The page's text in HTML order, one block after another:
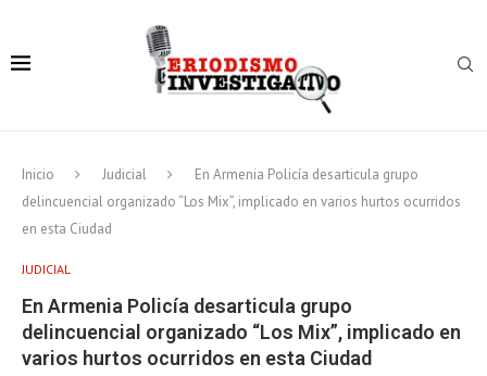
Inicio Judicial
En Armenia Policía desarticula grupo
delincuencial organizado “Los Mix”, implicado en varios hurtos ocurridos
en esta Ciudad
JUDICIAL
En Armenia Policía desarticula grupo
delincuencial organizado “Los Mix”, implicado en
varios hurtos ocurridos en esta Ciudad